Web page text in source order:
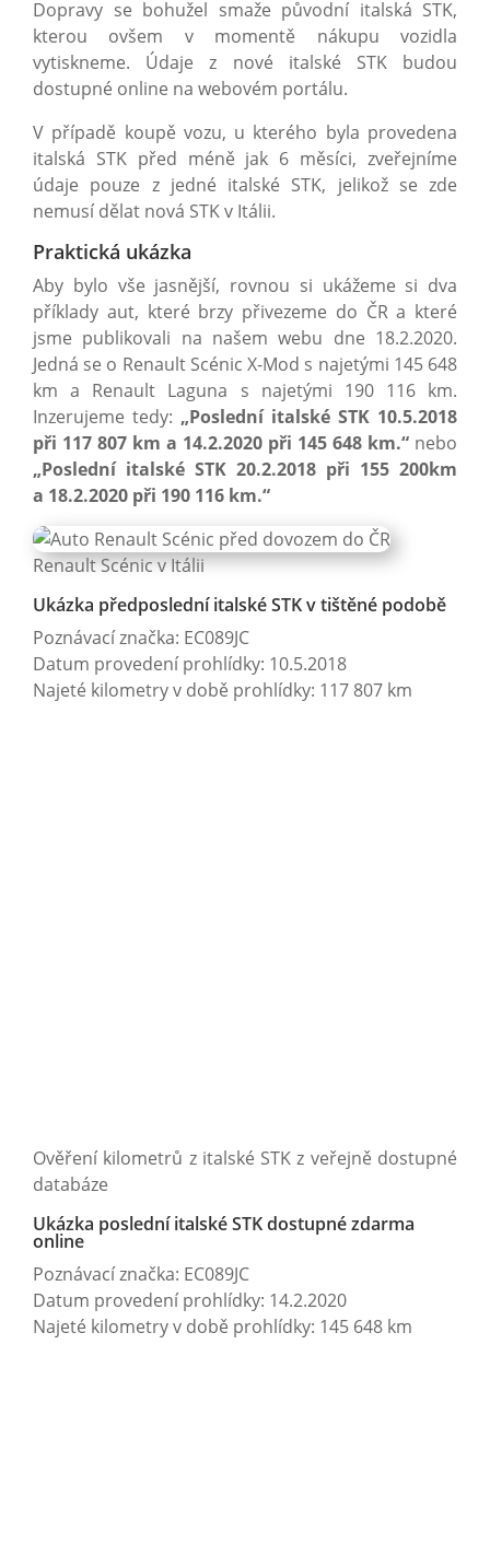
Dopravy se bohužel smaže původní italská STK,
kterou ovšem v momentě nákupu vozidla
vytiskneme. Údaje z nové italské STK budou
dostupné online na webovém portálu.
V případě koupě vozu, u kterého byla provedena
italská STK před méně jak 6 měsíci, zveřejníme
údaje pouze z jedné italské STK, jelikož se zde
nemusí dělat nová STK v Itálii.
Praktická ukázka
Aby bylo vše jasnější, rovnou si ukážeme si dva
příklady aut, které brzy přivezeme do ČR a které
jsme publikovali na našem webu dne 18.2.2020.
Jedná se o Renault Scénic X-Mod s najetými 145 648
km a Renault Laguna s najetými 190 116 km.
Inzerujeme tedy: „Poslední italské STK 10.5.2018
při 117 807 km a 14.2.2020 při 145 648 km.“ nebo
„Poslední italské STK 20.2.2018 při 155 200km
a 18.2.2020 při 190 116 km.“
Renault Scénic v Itálii
Ukázka předposlední italské STK v tištěné podobě
Poznávací značka: EC089JC
Datum provedení prohlídky: 10.5.2018
Najeté kilometry v době prohlídky: 117 807 km
Ověření kilometrů z italské STK z veřejně dostupné
databáze
Ukázka poslední italské STK dostupné zdarma
online
Poznávací značka: EC089JC
Datum provedení prohlídky: 14.2.2020
Najeté kilometry v době prohlídky: 145 648 km